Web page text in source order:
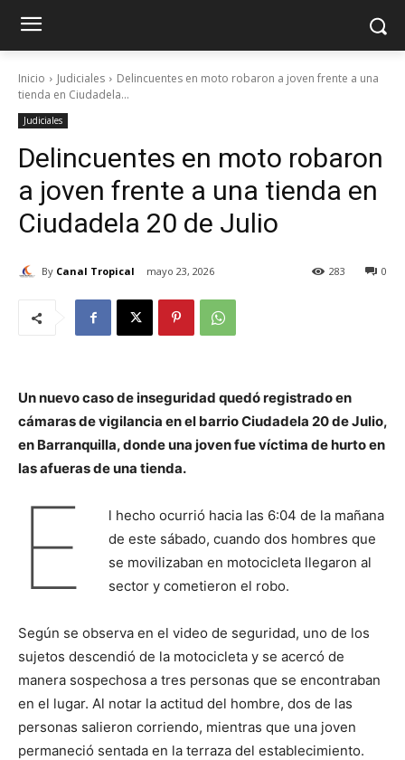
Inicio Judiciales
Delincuentes en moto robaron a joven frente a una
tienda en Ciudadela...
Judiciales
Delincuentes en moto robaron
a joven frente a una tienda en
Ciudadela 20 de Julio
By Canal Tropical mayo 23, 2026 0
283
Un nuevo caso de inseguridad quedó registrado en
cámaras de vigilancia en el barrio Ciudadela 20 de Julio,
en Barranquilla, donde una joven fue víctima de hurto en
las afueras de una tienda.
E
l hecho ocurrió hacia las 6:04 de la mañana
de este sábado, cuando dos hombres que
se movilizaban en motocicleta llegaron al
sector y cometieron el robo.
Según se observa en el video de seguridad, uno de los
sujetos descendió de la motocicleta y se acercó de
manera sospechosa a tres personas que se encontraban
en el lugar. Al notar la actitud del hombre, dos de las
personas salieron corriendo, mientras que una joven
permaneció sentada en la terraza del establecimiento.